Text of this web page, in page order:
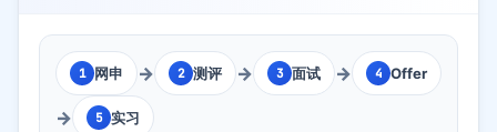
1 网申 → 2 测评 → 3 面试 → 4 Offer
→ 5 实习